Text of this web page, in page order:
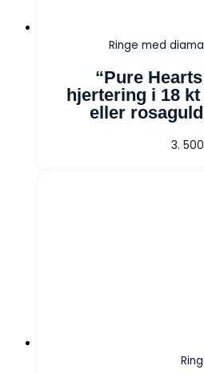
Ringe med
“Pure
hjertering i 18
eller
3. 500